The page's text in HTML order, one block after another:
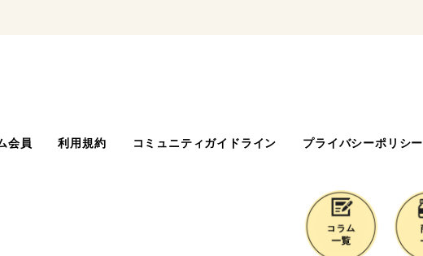
会員 利用規約 コミュニティガイドライン プライバシーポリシー